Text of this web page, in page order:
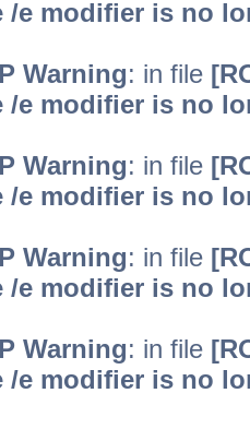
/e modifier is no
Warning: in file
/e modifier is no
Warning: in file
/e modifier is no
Warning: in file
/e modifier is no
Warning: in file
/e modifier is no